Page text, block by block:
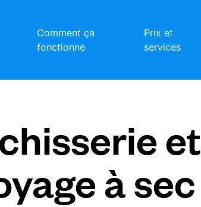
Comment ça
fonctionne
Prix et
services
et
à sec